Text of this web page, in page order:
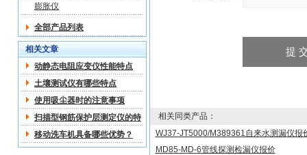
膨胀仪
全部产品列表
相关文章
动静态电阻应变仪性能特点
土壤测试仪有哪些特点
使用吸尘器时的注意事项
扫描型钢筋保护层测定仪的特
点
移动洗车机具备哪些优势？
相关同类产品：
WJ37-JT5000/M389361自来水测漏仪报
MD85-MD-6管线探测检漏仪报价